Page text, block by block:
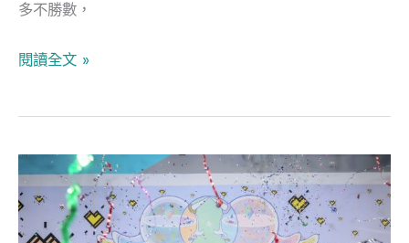
多不勝數，
炎
閱讀全文 »
國
五